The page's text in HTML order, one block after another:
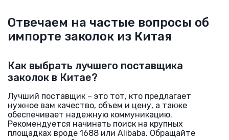
Отвечаем на частые вопросы об
импорте заколок из Китая
Как выбрать лучшего поставщика
заколок в Китае?
Лучший поставщик – это тот, кто предлагает
нужное вам качество, объем и цену, а также
обеспечивает надежную коммуникацию.
Рекомендуется начинать поиск на крупных
площадках вроде 1688 или Alibaba. Обращайте